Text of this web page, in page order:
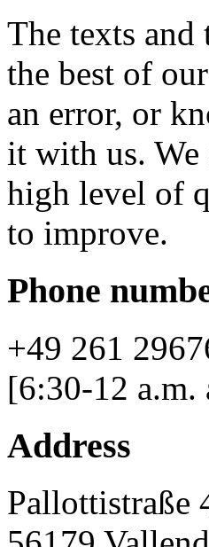
The texts and
the best of
an error, or
it with us. We
high level of
to improve.
Phone
+49 261
[6:30-12 a.m.
Address
Pallottistraße